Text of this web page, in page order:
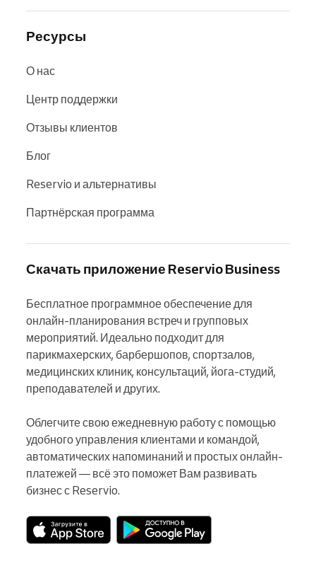
Ресурсы
О нас
Центр поддержки
Отзывы клиентов
Блог
Reservio и альтернативы
Партнёрская программа
Скачать приложение Reservio Business
Бесплатное программное обеспечение для
онлайн-планирования встреч и групповых
мероприятий. Идеально подходит для
парикмахерских, барбершопов, спортзалов,
медицинских клиник, консультаций, йога-студий,
преподавателей и других.
Облегчите свою ежедневную работу с помощью
удобного управления клиентами и командой,
автоматических напоминаний и простых онлайн-
платежей — всё это поможет Вам развивать
бизнес с Reservio.